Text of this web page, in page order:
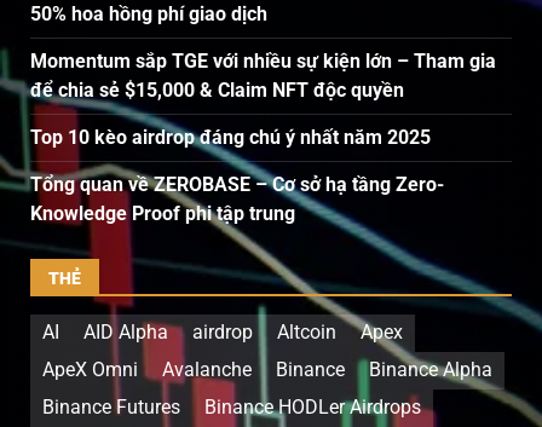
50% hoa hồng phí giao dịch
Momentum sắp TGE với nhiều sự kiện lớn – Tham gia
để chia sẻ $15,000 & Claim NFT độc quyền
Top 10 kèo airdrop đáng chú ý nhất năm 2025
Tổng quan về ZEROBASE – Cơ sở hạ tầng Zero-
Knowledge Proof phi tập trung
THẺ
AI AID Alpha airdrop Altcoin
Apex
ApeX Omni
Avalanche Binance
Binance Alpha
Binance Futures
Binance HODLer Airdrops